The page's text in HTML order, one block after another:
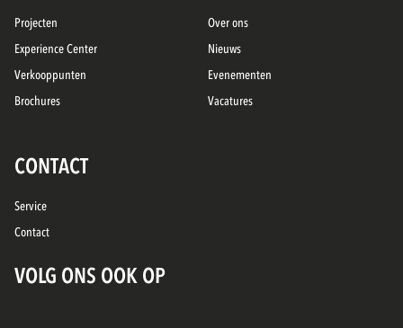
Projecten
Experience Center
Verkooppunten
Brochures
Over ons
Nieuws
Evenementen
Vacatures
CONTACT
Service
Contact
VOLG ONS OOK OP